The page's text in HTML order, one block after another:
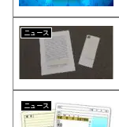
ニュース
ニュース